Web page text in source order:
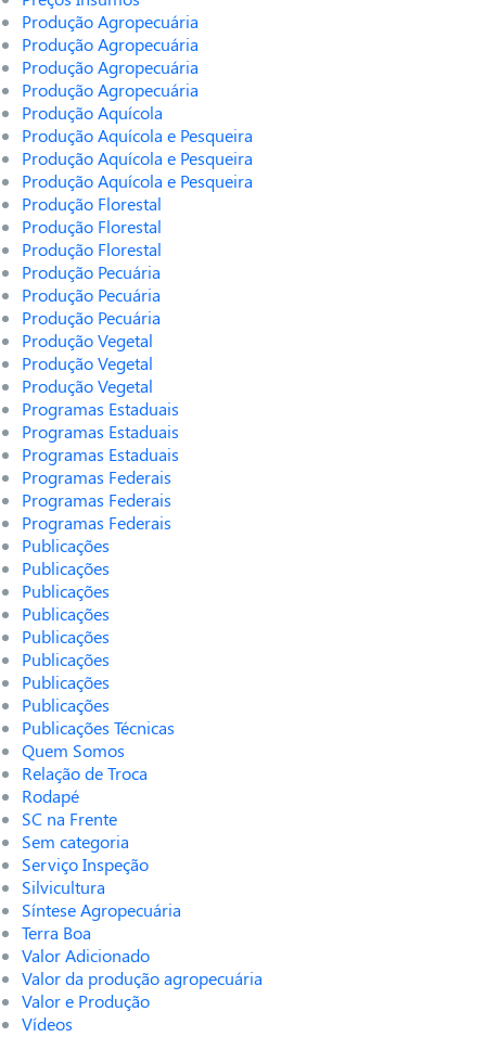
Produção Agropecuária
Produção Agropecuária
Produção Agropecuária
Produção Agropecuária
Produção Aquícola
Produção Aquícola e Pesqueira
Produção Aquícola e Pesqueira
Produção Aquícola e Pesqueira
Produção Florestal
Produção Florestal
Produção Florestal
Produção Pecuária
Produção Pecuária
Produção Pecuária
Produção Vegetal
Produção Vegetal
Produção Vegetal
Programas Estaduais
Programas Estaduais
Programas Estaduais
Programas Federais
Programas Federais
Programas Federais
Publicações
Publicações
Publicações
Publicações
Publicações
Publicações
Publicações
Publicações
Publicações Técnicas
Quem Somos
Relação de Troca
Rodapé
SC na Frente
Sem categoria
Serviço Inspeção
Silvicultura
Síntese Agropecuária
Terra Boa
Valor Adicionado
Valor da produção agropecuária
Valor e Produção
Vídeos